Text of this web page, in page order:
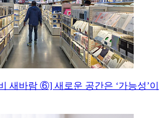
새바람 ⑥] 새로운 공간은 ‘가능성’이